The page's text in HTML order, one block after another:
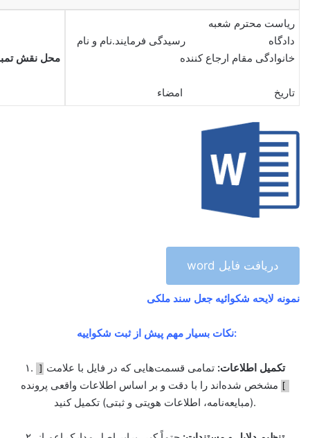
ریاست محترم شعبه
دادگاه رسیدگی فرمایند.نام و نام
خانوادگی مقام ارجاع کننده
تاریخ امضاء
محل نقش
دریافت فایل word
نمونه لایحه شکوائیه جعل سند ملکی
نکات بسیار مهم پیش از ثبت شکواییه:
۱. تکمیل اطلاعات: تمامی قسمت‌هایی که در فایل با علامت [
] مشخص شده‌اند را با دقت و بر اساس اطلاعات واقعی پرونده
(مبایعه‌نامه، اطلاعات هویتی و ثبتی) تکمیل کنید.